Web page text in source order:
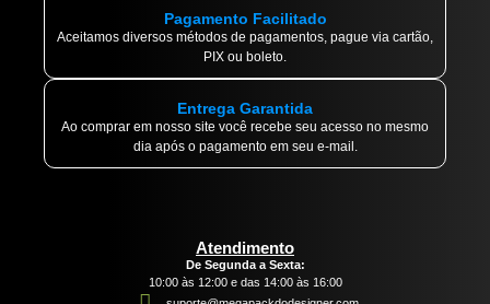
Pagamento Facilitado
Aceitamos diversos métodos de pagamentos, pague via cartão,
PIX ou boleto.
Entrega Garantida
Ao comprar em nosso site você recebe seu acesso no mesmo
dia após o pagamento em seu e-mail.
Atendimento
De Segunda a Sexta:
10:00 às 12:00 e das 14:00 às 16:00